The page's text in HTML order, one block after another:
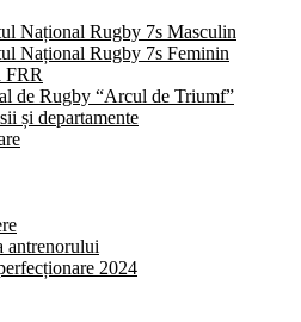
Național Rugby 7s Masculin
Național Rugby 7s Feminin
FRR
de Rugby “Arcul de Triumf”
și departamente
antrenorului
2024